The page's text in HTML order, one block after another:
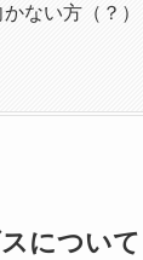
ない方（？）
について